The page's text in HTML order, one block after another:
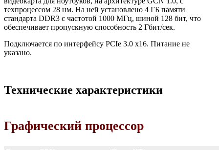
техпроцессом 28 нм. На ней установлено 4 ГБ памяти
стандарта DDR3 с частотой 1000 МГц, шиной 128 бит, что
обеспечивает пропускную способность 2 Гбит/сек.
Подключается по интерфейсу PCIe 3.0 x16. Питание не
указано.
Технические характеристики
Графический процессор